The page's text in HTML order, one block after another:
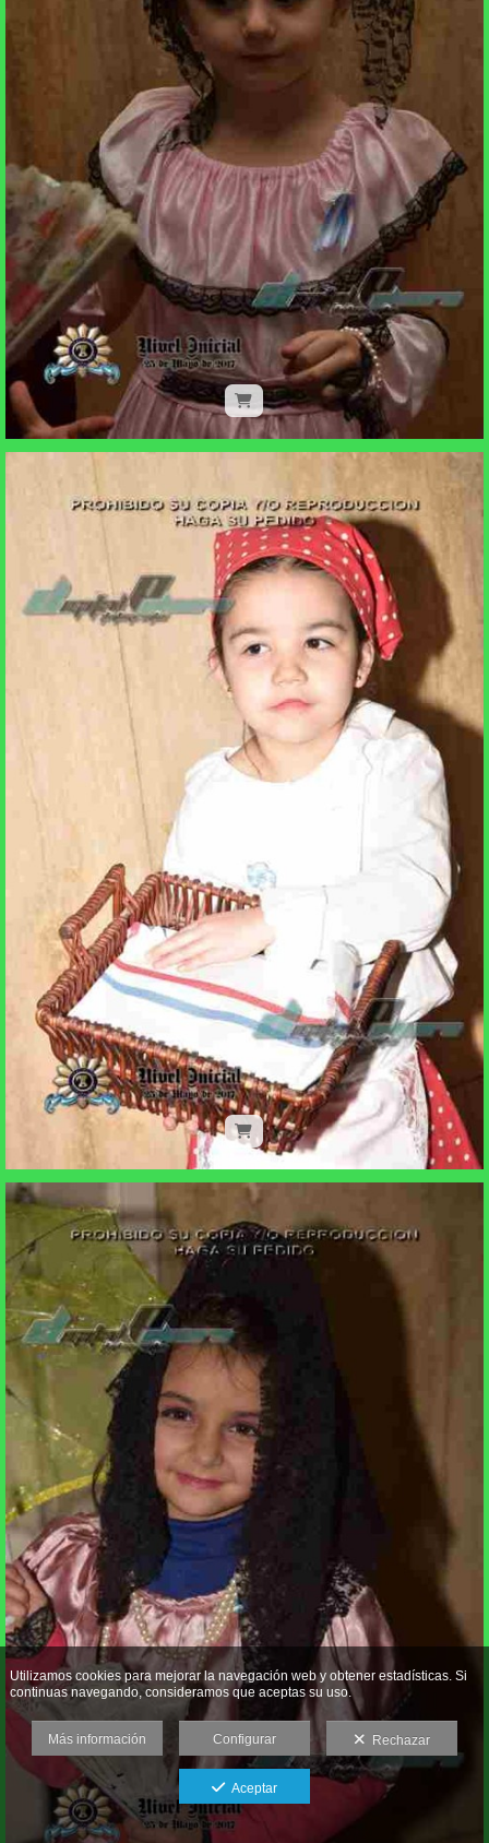
Utilizamos cookies para mejorar la navegación web y obtener estadísticas. Si
continuas navegando, consideramos que aceptas su uso.
Más información Configurar Rechazar
Aceptar